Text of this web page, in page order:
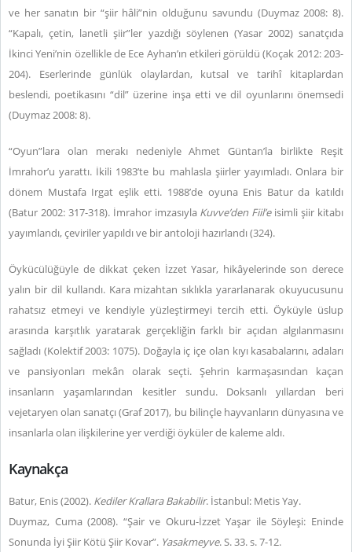
ve her sanatın bir “şiir hâli”nin olduğunu savundu (Duymaz 2008: 8).
“Kapalı, çetin, lanetli şiir”ler yazdığı söylenen (Yasar 2002) sanatçıda
İkinci Yeni’nin özellikle de Ece Ayhan’ın etkileri görüldü (Koçak 2012: 203-
204). Eserlerinde günlük olaylardan, kutsal ve tarihî kitaplardan
beslendi, poetikasını “dil” üzerine inşa etti ve dil oyunlarını önemsedi
(Duymaz 2008: 8).
“Oyun”lara olan merakı nedeniyle Ahmet Güntan’la birlikte Reşit
İmrahor’u yarattı. İkili 1983’te bu mahlasla şiirler yayımladı. Onlara bir
dönem Mustafa Irgat eşlik etti. 1988’de oyuna Enis Batur da katıldı
(Batur 2002: 317-318). İmrahor imzasıyla Kuvve’den Fiil’eisimli şiir kitabı
yayımlandı, çeviriler yapıldı ve bir antoloji hazırlandı (324).
Öykücülüğüyle de dikkat çeken İzzet Yasar, hikâyelerinde son derece
yalın bir dil kullandı. Kara mizahtan sıklıkla yararlanarak okuyucusunu
rahatsız etmeyi ve kendiyle yüzleştirmeyi tercih etti. Öyküyle üslup
arasında karşıtlık yaratarak gerçekliğin farklı bir açıdan algılanmasını
sağladı (Kolektif 2003: 1075). Doğayla iç içe olan kıyı kasabalarını, adaları
ve pansiyonları mekân olarak seçti. Şehrin karmaşasından kaçan
insanların yaşamlarından kesitler sundu. Doksanlı yıllardan beri
vejetaryen olan sanatçı (Graf 2017), bu bilinçle hayvanların dünyasına ve
insanlarla olan ilişkilerine yer verdiği öyküler de kaleme aldı.
Kaynakça
Batur, Enis (2002). Kediler Krallara Bakabilir. İstanbul: Metis Yay.
Duymaz, Cuma (2008). “Şair ve Okuru-İzzet Yaşar ile Söyleşi: Eninde
Sonunda İyi Şiir Kötü Şiir Kovar”. Yasakmeyve. S. 33. s. 7-12.